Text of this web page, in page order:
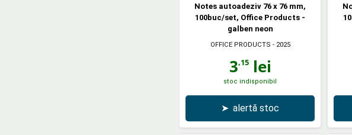
Notes autoadeziv 76 x 76 mm,
100buc/set, Office Products -
galben neon
OFFICE PRODUCTS - 2025
3,15lei
stoc indisponibil
➤ alertă stoc